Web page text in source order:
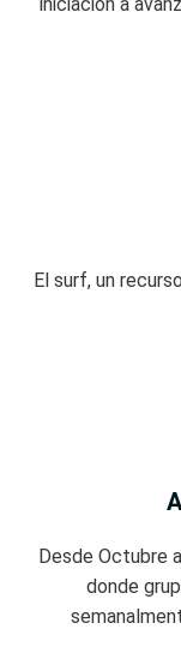
El surf, un
Desde Octubre
donde